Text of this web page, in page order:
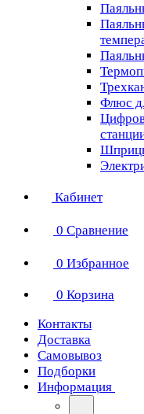
Флюс
Кабинет
0 Сравнение
0 Избранное
0 Корзина
Контакты
Доставка
Самовывоз
Подборки
Информация